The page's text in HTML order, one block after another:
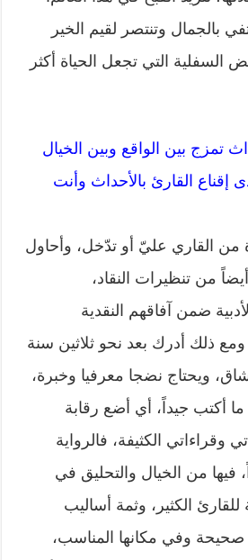
بالجمال وتنتصر لقيم الخير
السفلية التي تجعل الحياة أكثر
تمزج بين الواقع وبين الخيال
إقناع القارئ بالأحداث وأنت
القاري عليّ أو تدّخل، وأحاول
من تنظيرات النقاد،
ضمن آفاقهم النقدية
ومع ذلك أدرك بعد نحو ثلاثين سنة
ويحتاج نضجا معرفيا وخبرة،
ما أكتب جيداً، أي أضع رقابة
وقراءاتي الكثيفة، فالرواية
فيها من الخيال والتحليق في
الكثير، وثمة أساليب
صحيحة وفي مكانها المناسب،